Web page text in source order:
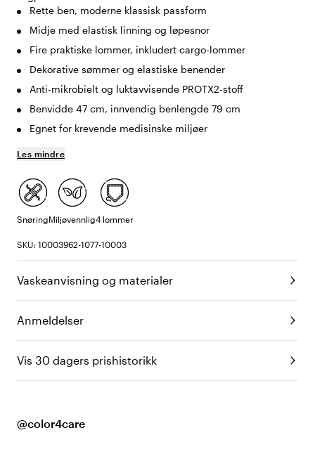
Rette ben, moderne klassisk passform
Midje med elastisk linning og løpesnor
Fire praktiske lommer, inkludert cargo-lommer
Dekorative sømmer og elastiske benender
Anti-mikrobielt og luktavvisende PROTX2-stoff
Benvidde 47 cm, innvendig benlengde 79 cm
Egnet for krevende medisinske miljøer
Les mindre
SnøringMiljøvennlig4 lommer
SKU: 10003962-1077-10003
Vaskeanvisning og materialer
Anmeldelser
Vis 30 dagers prishistorikk
@color4care